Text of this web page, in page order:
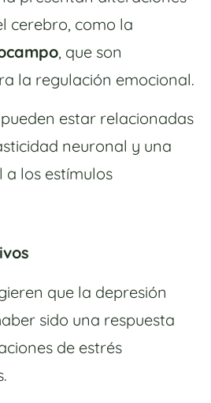
cerebro, como la
, que son
la regulación emocional.
estar relacionadas
neuronal y una
los estímulos
que la depresión
sido una respuesta
de estrés